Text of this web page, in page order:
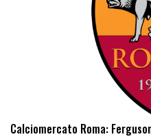
Calciomercato Roma: